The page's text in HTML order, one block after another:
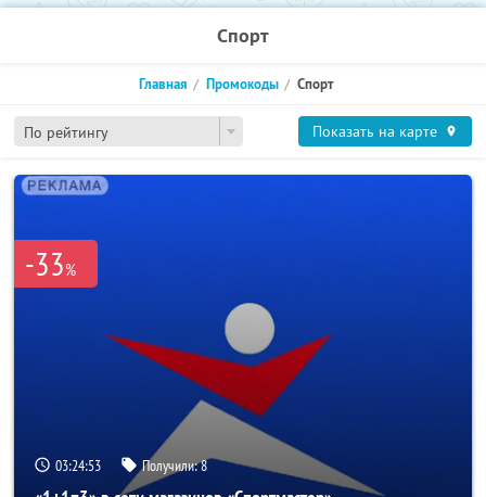
Спорт
По рейтингу
Главная Промокоды Спорт
Показать на карте
-33%
03:24:53 Получили:8